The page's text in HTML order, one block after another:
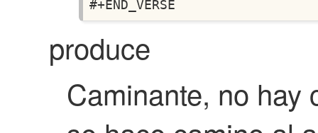
produce
Caminante, no hay